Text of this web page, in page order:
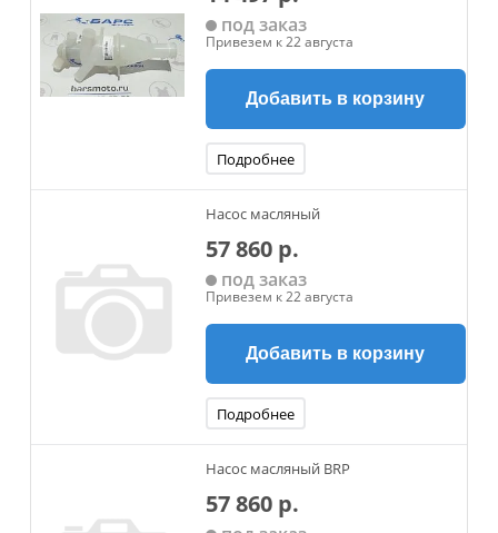
под заказ
Привезем к 22 августа
Добавить в корзину
Подробнее
Насос масляный
57 860 р.
под заказ
Привезем к 22 августа
Добавить в корзину
Подробнее
Насос масляный BRP
57 860 р.